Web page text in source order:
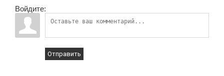
Войдите:
Отправить